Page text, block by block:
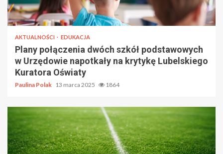
AKTUALNOŚCI EDUKACJA
Plany połączenia dwóch szkół podstawowych
w Urzędowie napotkały na krytykę Lubelskiego
Kuratora Oświaty
Paulina Polak 13 marca 2025 1864